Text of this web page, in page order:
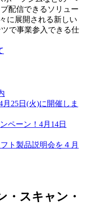
配信できるソリュー
に展開される新しい
で事業参入できる仕
月25日(火)に開催しま
ペーン！4月14日
ト製品説明会を４月
・スキャン・